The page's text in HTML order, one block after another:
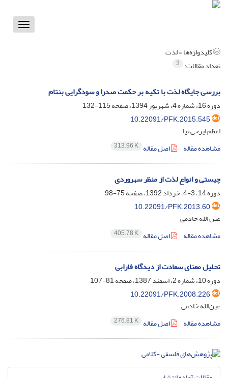
Toggle
کلیدواژه‌ها =لذت
تعداد مقالات: 3
بررسی جایگاه لذت با تکیه بر حکمت صدرا و سودگرایی بنتام
دوره 16، شماره 4، شهریور 1394، صفحه
115-132
10.22091/PFK.2015.545
اعظم ایرجی نیا
مشاهده مقاله
اصل مقاله 313.96 K
چیستی و انواع لذت از منظر سهروردی
دوره 14، 3-4، خرداد 1392، صفحه
75-98
10.22091/PFK.2013.60
عین الله خادمی
مشاهده مقاله
اصل مقاله 405.78 K
تحلیل معنای سعادت از دیدگاه فارابی
دوره 10، شماره 2، اسفند 1387، صفحه
81-107
10.22091/PFK.2008.226
عین‌الله خادمی
مشاهده مقاله
اصل مقاله 276.81 K